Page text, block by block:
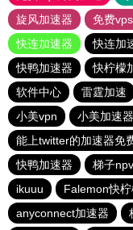
旋风加速器
免费
快连加速器
快连加
快鸭加速器
快柠檬
软件中心
雷霆加速
小美vpn
小美加速器
能上twitter的加速器免
快鸭加速器
梯子
ikuuu
Falemon快
anyconnect加速器